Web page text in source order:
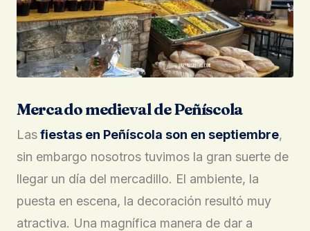
Mercado medieval de Peñíscola
Lasfiestas en Peñíscola son en septiembre,
sin embargo nosotros tuvimos la gran suerte de
llegar un día del mercadillo. El ambiente, la
puesta en escena, la decoración resultó muy
atractiva. Una magnífica manera de dar a